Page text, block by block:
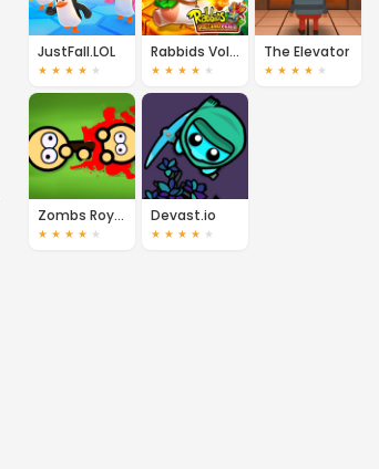
JustFall.LOL
★ ★ ★ ★ ★
Rabbids Volcano Panic
★ ★ ★ ★ ★
The Elevator
★ ★ ★ ★ ★
Zombs Royale
★ ★ ★ ★ ★
Devast.io
★ ★ ★ ★ ★